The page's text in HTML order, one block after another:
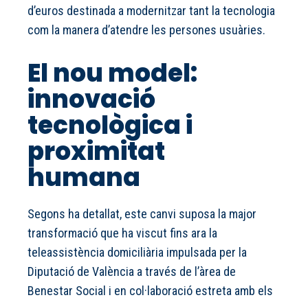
d’euros destinada a modernitzar tant la tecnologia
com la manera d’atendre les persones usuàries.
El nou model:
innovació
tecnològica i
proximitat
humana
Segons ha detallat, este canvi suposa la major
transformació que ha viscut fins ara la
teleassistència domiciliària impulsada per la
Diputació de València a través de l’àrea de
Benestar Social i en col·laboració estreta amb els